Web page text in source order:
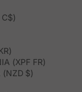
C$)
(XPF FR)
(NZD $)